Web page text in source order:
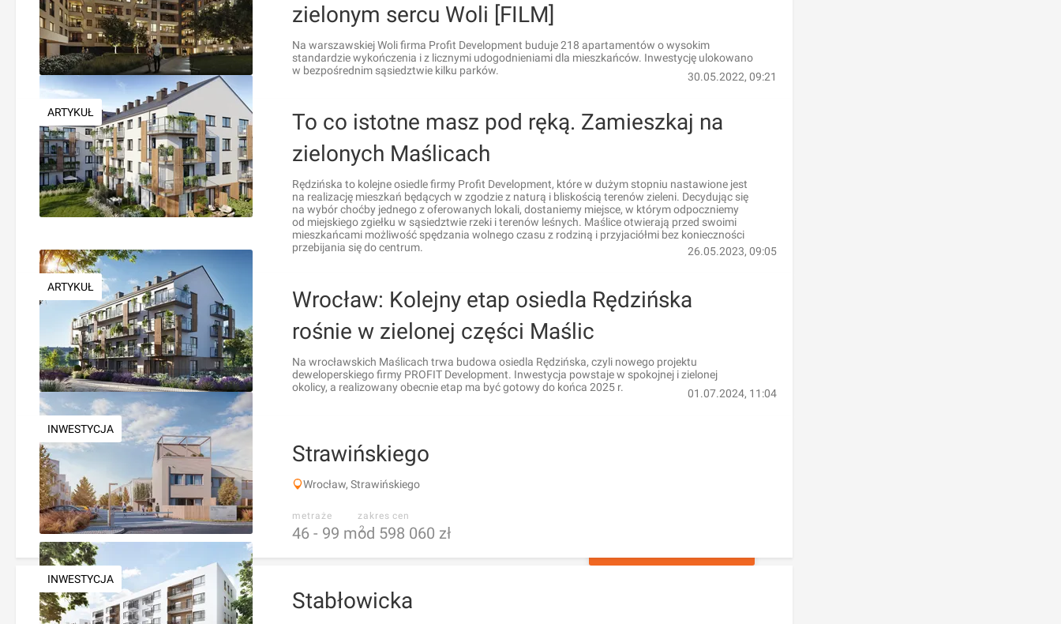
zielonym sercu Woli [FILM]
Na warszawskiej Woli firma Profit Development buduje 218 apartamentów o wysokim
standardzie wykończenia i z licznymi udogodnieniami dla mieszkańców. Inwestycję ulokowano
w bezpośrednim sąsiedztwie kilku parków.
30.05.2022, 09:21
ARTYKUŁ
To co istotne masz pod ręką. Zamieszkaj na
zielonych Maślicach
Rędzińska to kolejne osiedle firmy Profit Development, które w dużym stopniu nastawione jest
na realizację mieszkań będących w zgodzie z naturą i bliskością terenów zieleni. Decydując się
na wybór choćby jednego z oferowanych lokali, dostaniemy miejsce, w którym odpoczniemy
od miejskiego zgiełku w sąsiedztwie rzeki i terenów leśnych. Maślice otwierają przed swoimi
mieszkańcami możliwość spędzania wolnego czasu z rodziną i przyjaciółmi bez konieczności
przebijania się do centrum.
26.05.2023, 09:05
ARTYKUŁ
Wrocław: Kolejny etap osiedla Rędzińska
rośnie w zielonej części Maślic
Na wrocławskich Maślicach trwa budowa osiedla Rędzińska, czyli nowego projektu
deweloperskiego firmy PROFIT Development. Inwestycja powstaje w spokojnej i zielonej
okolicy, a realizowany obecnie etap ma być gotowy do końca 2025 r.
01.07.2024, 11:04
INWESTYCJA
Strawińskiego
Wrocław, Strawińskiego
metraże
46 - 99 m 2
zakres cen
od 598 060 zł
INWESTYCJA
Stabłowicka